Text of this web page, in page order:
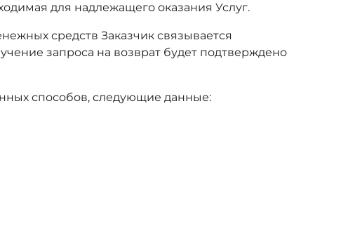
для надлежащего оказания Услуг.
средств Заказчик связывается
запроса на возврат будет подтверждено
способов, следующие данные: